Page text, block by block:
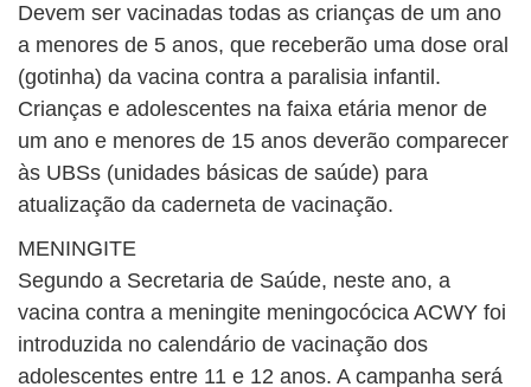
Devem ser vacinadas todas as crianças de um ano
a menores de 5 anos, que receberão uma dose oral
(gotinha) da vacina contra a paralisia infantil.
Crianças e adolescentes na faixa etária menor de
um ano e menores de 15 anos deverão comparecer
às UBSs (unidades básicas de saúde) para
atualização da caderneta de vacinação.
MENINGITE
Segundo a Secretaria de Saúde, neste ano, a
vacina contra a meningite meningocócica ACWY foi
introduzida no calendário de vacinação dos
adolescentes entre 11 e 12 anos. A campanha será